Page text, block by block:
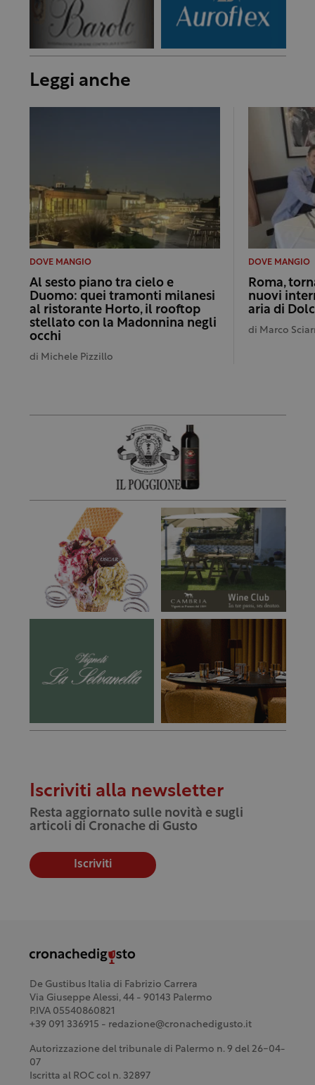
Leggi anche
DOVE MANGIO
Al sesto piano tra cielo e
Duomo: quei tramonti milanesi
al ristorante Horto, il rooftop
stellato con la Madonnina negli
occhi
di Michele Pizzillo
DOVE MANGIO
Roma,
nuovi
aria di
di Marco
Iscriviti alla newsletter
Resta aggiornato sulle novità e sugli
articoli di Cronache di Gusto
Iscriviti
De Gustibus Italia di Fabrizio Carrera
Via Giuseppe Alessi, 44 - 90143 Palermo
P.IVA 05540860821
+39 091 336915 - redazione@cronachedigusto.it
Autorizzazione del tribunale di Palermo n. 9 del 26-04-
07
Iscritta al ROC col n. 32897